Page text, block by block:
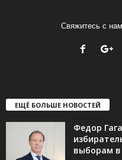
Свяжитесь с
ЕЩЁ БОЛЬШЕ НОВОСТЕЙ
Федор
выборам